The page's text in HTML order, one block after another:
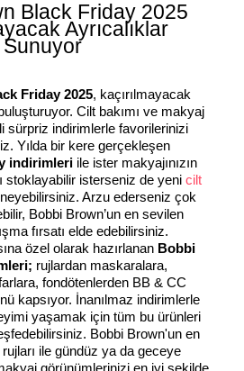
Black Friday 2025
Ayrıcalıklar
Sunuyor
Friday 2025, kaçırılmayacak
Cilt bakımı ve makyaj
sürpriz indirimlerle favorilerinizi
Yılda bir kere gerçekleşen
indirimleri ile ister makyajınızın
stoklayabilir isterseniz de yeni cilt
Arzu ederseniz çok
Bobbi Brown’un en sevilen
fırsatı elde edebilirsiniz.
özel olarak hazırlanan Bobbi
rujlardan maskaralara,
fondötenlerden BB & CC
kapsıyor. İnanılmaz indirimlerle
yaşamak için tüm bu ürünleri
Bobbi Brown'un en
ile gündüz ya da geceye